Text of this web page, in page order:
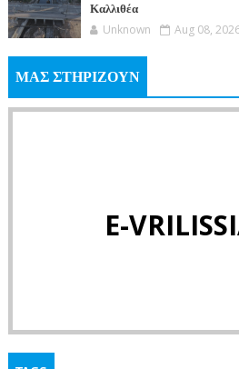
Καλλιθέα
Unknown Aug 08,
ΜΑΣ ΣΤΗΡΙΖΟΥΝ
E-